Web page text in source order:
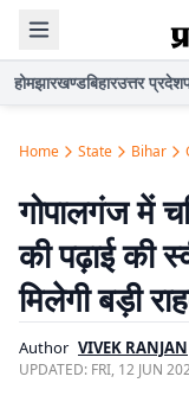
होमझारखण्डबिहारउत्तर प्रदेश
Home State Bihar
गोपालगंज में
की पढ़ाई की
मिलेगी बड़ी
Author VIVEK RANJAN
UPDATED: FRI, 12 JUN